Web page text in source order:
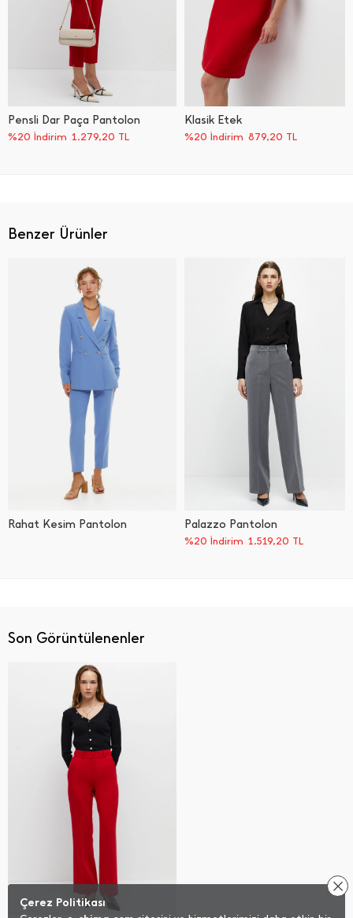
Benzer Ürünler
Rahat Kesim Pantolon Palazzo Pantolon
%20 İndirim 1.519,20 TL
Pensli Dar Paça Pantolon
%20 İndirim 1.279,20 TL
Klasik Etek
%20 İndirim 879,20 TL
Son Görüntülenenler
Çerez Politikası